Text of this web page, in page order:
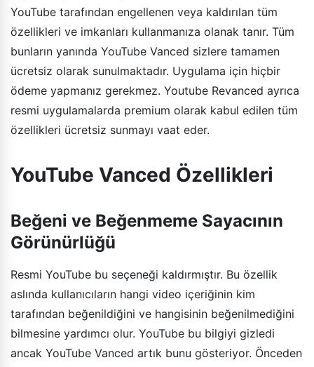
YouTube tarafından engellenen veya kaldırılan tüm
özellikleri ve imkanları kullanmanıza olanak tanır. Tüm
bunların yanında YouTube Vanced sizlere tamamen
ücretsiz olarak sunulmaktadır. Uygulama için hiçbir
ödeme yapmanız gerekmez. Youtube Revanced ayrıca
resmi uygulamalarda premium olarak kabul edilen tüm
özellikleri ücretsiz sunmayı vaat eder.
YouTube Vanced Özellikleri
Beğeni ve Beğenmeme Sayacının
Görünürlüğü
Resmi YouTube bu seçeneği kaldırmıştır. Bu özellik
aslında kullanıcıların hangi video içeriğinin kim
tarafından beğenildiğini ve hangisinin beğenilmediğini
bilmesine yardımcı olur. YouTube bu bilgiyi gizledi
ancak YouTube Vanced artık bunu gösteriyor. Önceden